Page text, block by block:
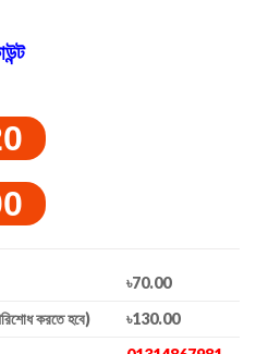
৳70.00
করতে হবে)
৳130.00